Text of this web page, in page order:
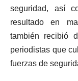
seguridad, así
resultado en
también recibió
periodistas que
fuerzas de